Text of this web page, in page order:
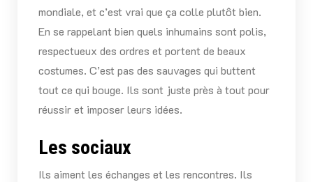
mondiale, et c’est vrai que ça colle plutôt bien.
En se rappelant bien quels inhumains sont polis,
respectueux des ordres et portent de beaux
costumes. C’est pas des sauvages qui buttent
tout ce qui bouge. Ils sont juste près à tout pour
réussir et imposer leurs idées.
Les sociaux
Ils aiment les échanges et les rencontres. Ils